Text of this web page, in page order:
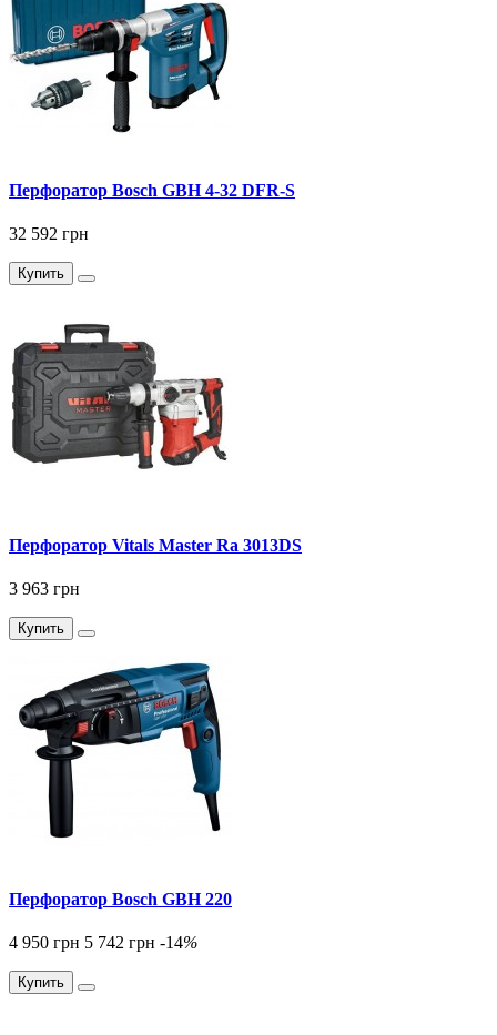
Перфоратор Bosch GBH 4-32 DFR-S
32 592 грн
Купить
Перфоратор Vitals Master Ra 3013DS
3 963 грн
Купить
Перфоратор Bosch GBH 220
4 950 грн 5 742 грн -14%
Купить